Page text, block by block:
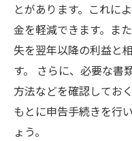
とがあります。これに
金を軽減できます。ま
失を翌年以降の利益と
す。 さらに、必要な書
方法などを確認してお
もとに申告手続きを行
ょう。